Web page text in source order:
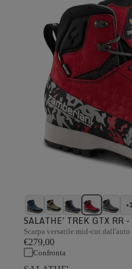
SALATHE' TREK GTX RR -
Scarpa versatile mid-cut dall'auto
€279,00
Confronta